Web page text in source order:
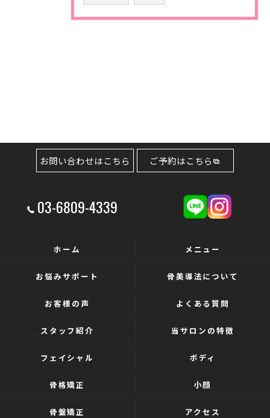
03-6809-4339
お問い合わせはこちら ご予約はこちら
ホーム メニュー
お悩みサポート 骨美導法について
お客様の声 よくある質問
スタッフ紹介 当サロンの特徴
フェイシャル ボディ
骨格矯正 小顔
骨盤矯正 アクセス